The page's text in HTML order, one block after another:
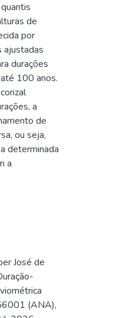
de
por
ajustadas
durações
100 anos.
a
de
ou seja,
determinada
a
José de
(ANA),